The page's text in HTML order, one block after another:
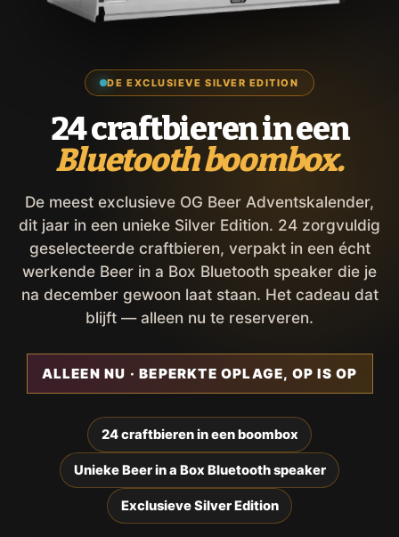
DE EXCLUSIEVE SILVER EDITION
24 craftbieren in een
Bluetooth boombox.
De meest exclusieve OG Beer Adventskalender,
dit jaar in een unieke Silver Edition. 24 zorgvuldig
geselecteerde craftbieren, verpakt in een écht
werkende Beer in a Box Bluetooth speaker die je
na december gewoon laat staan. Het cadeau dat
blijft — alleen nu te reserveren.
ALLEEN NU · BEPERKTE OPLAGE, OP IS OP
24 craftbieren in een boombox
Unieke Beer in a Box Bluetooth speaker
Exclusieve Silver Edition